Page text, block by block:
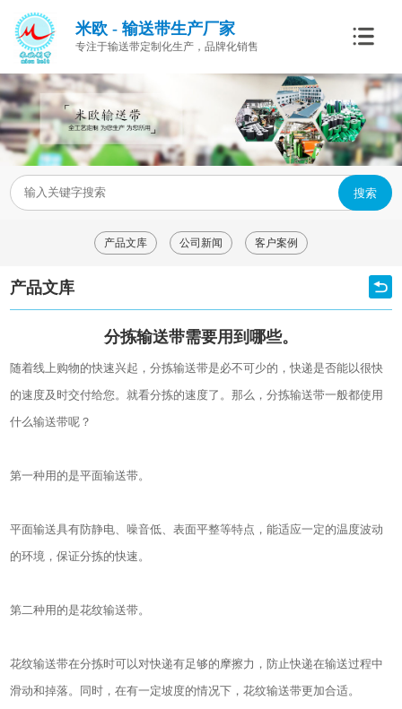
米欧 - 输送带生产厂家
专注于输送带定制化生产，品牌化销售
搜索
产品文库 公司新闻 客户案例
产品文库
分拣输送带需要用到哪些。
随着线上购物的快速兴起，分拣输送带是必不可少的，快递是否能以很快
的速度及时交付给您。就看分拣的速度了。那么，分拣输送带一般都使用
什么输送带呢？
第一种用的是平面输送带。
平面输送具有防静电、噪音低、表面平整等特点，能适应一定的温度波动
的环境，保证分拣的快速。
第二种用的是花纹输送带。
花纹输送带在分拣时可以对快递有足够的摩擦力，防止快递在输送过程中
滑动和掉落。同时，在有一定坡度的情况下，花纹输送带更加合适。